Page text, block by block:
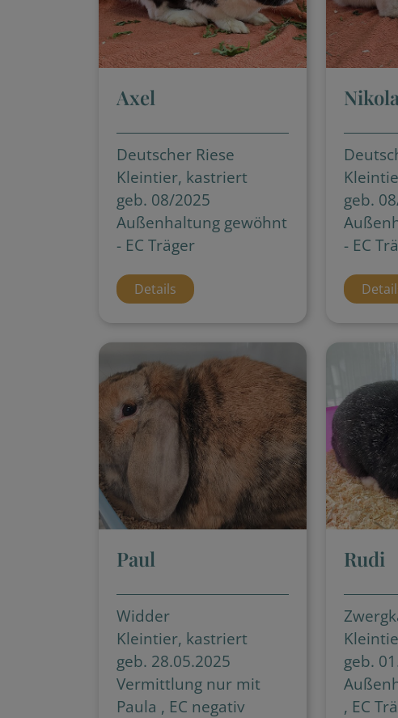
Axel
Deutscher Riese
Kleintier, kastriert
geb. 08/2025
Außenhaltung gewöhnt
- EC Träger
Details
geb.
- EC
Paul
Widder
Kleintier, kastriert
geb. 28.05.2025
Vermittlung nur mit
Paula , EC negativ
Rudi
geb.
, EC